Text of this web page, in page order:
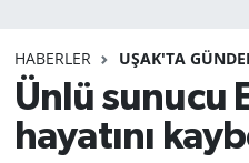
HABERLER UŞAK'TA
Ünlü sunucu
hayatını
Tüm Manşetler
Son Dakika